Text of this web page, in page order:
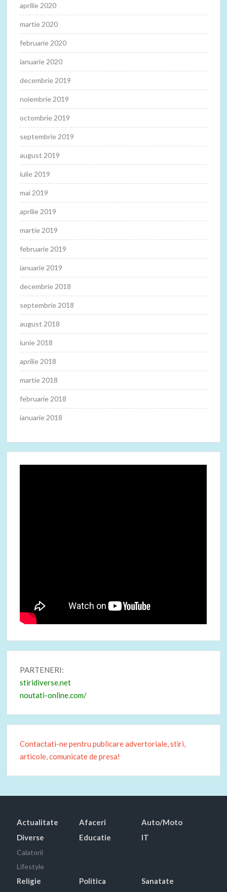
aprilie 2020
martie 2020
februarie 2020
ianuarie 2020
decembrie 2019
noiembrie 2019
octombrie 2019
septembrie 2019
august 2019
iulie 2019
mai 2019
aprilie 2019
martie 2019
februarie 2019
ianuarie 2019
decembrie 2018
septembrie 2018
august 2018
iunie 2018
aprilie 2018
martie 2018
februarie 2018
ianuarie 2018
PARTENERI:
stiridiverse.net
noutati-online.com/
Contactati-ne pentru publicare advertoriale, stiri,
articole, comunicate de presa!
Actualitate Afaceri
Auto/Moto
Diverse
Calatorii
Lifestyle
Educatie IT
Religie Politica
Sanatate